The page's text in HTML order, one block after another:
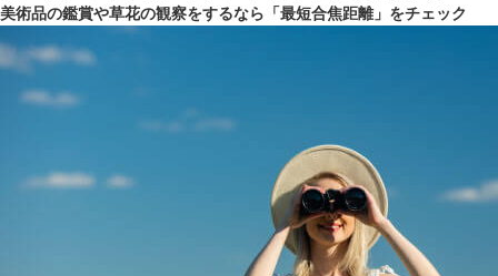
美術品の鑑賞や草花の観察をするなら「最短合焦距離」をチェック